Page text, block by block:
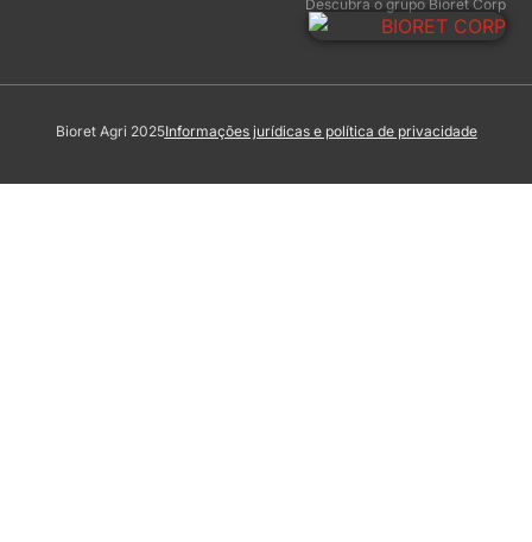
Descubra o grupo Bioret Corp
Bioret Agri 2025Informações jurídicas e política de privacidade